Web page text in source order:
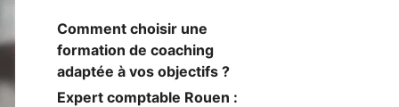
Comment choisir une
formation de coaching
adaptée à vos objectifs ?
Expert comptable Rouen :